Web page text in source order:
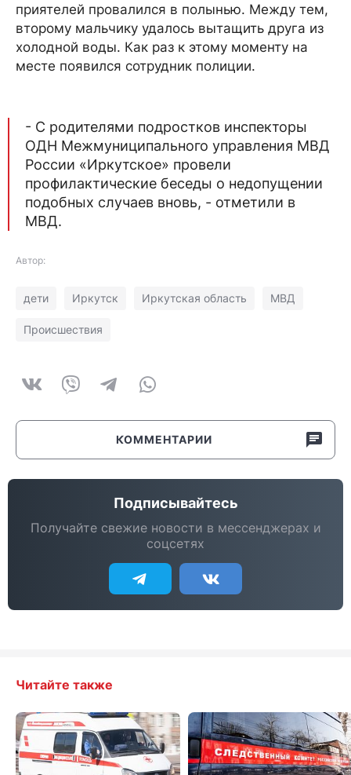
приятелей провалился в полынью. Между тем,
второму мальчику удалось вытащить друга из
холодной воды. Как раз к этому моменту на
месте появился сотрудник полиции.
- С родителями подростков инспекторы
ОДН Межмуниципального управления МВД
России «Иркутское» провели
профилактические беседы о недопущении
подобных случаев вновь, - отметили в
МВД.
Автор:
дети Иркутск Иркутская область МВД
Происшествия
КОММЕНТАРИИ
Подписывайтесь
Получайте свежие новости в мессенджерах и
соцсетях
Читайте также